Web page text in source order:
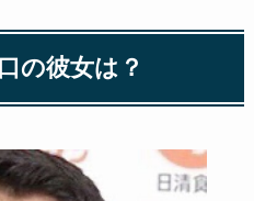
の彼女は？